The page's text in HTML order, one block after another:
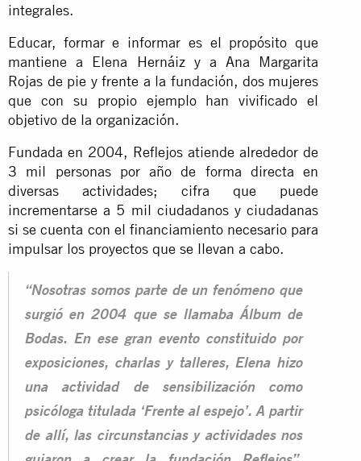
integrales.
Educar, formar e informar es el propósito que
mantiene a Elena Hernáiz y a Ana Margarita
Rojas de pie y frente a la fundación, dos mujeres
que con su propio ejemplo han vivificado el
objetivo de la organización.
Fundada en 2004, Reflejos atiende alrededor de
3 mil personas por año de forma directa en
diversas actividades; cifra que puede
incrementarse a 5 mil ciudadanos y ciudadanas
si se cuenta con el financiamiento necesario para
impulsar los proyectos que se llevan a cabo.
“Nosotras somos parte de un fenómeno que
surgió en 2004 que se llamaba Álbum de
Bodas. En ese gran evento constituido por
exposiciones, charlas y talleres, Elena hizo
una actividad de sensibilización como
psicóloga titulada ‘Frente al espejo’. A partir
de allí, las circunstancias y actividades nos